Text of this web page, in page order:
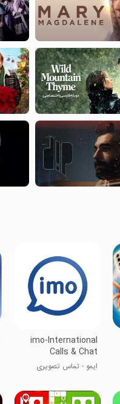
imo-International
Calls & Chat
ایمو - تماس تصویری